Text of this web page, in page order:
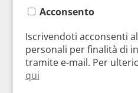
Acconsento
Iscrivendoti acconsenti
personali per finalità di
tramite e-mail. Per
qui